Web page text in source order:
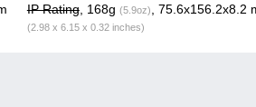
IP Rating, 168g (5.9oz) , 75.6x156.2x8.2
(2.98 x 6.15 x 0.32 inches)